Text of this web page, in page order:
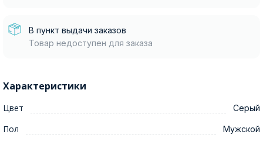
В пункт выдачи заказов
Товар недоступен для заказа
Характеристики
Цвет Серый
Пол Мужской